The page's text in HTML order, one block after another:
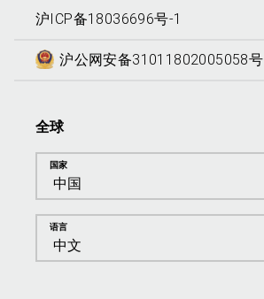
沪ICP备18036696号-1
沪公网安备31011802005058号
全球
国家
语言